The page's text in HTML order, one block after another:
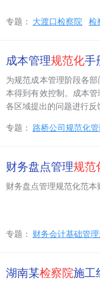
专题： 大渡口检察院 检
成本管理规范化手
为规范成本管理阶段各
本得到有效控制。成本
各区域提出的问题进行
专题： 路桥公司规范化管
财务盘点管理规范
财务盘点管理规范化范
专题： 财务会计基础管
湖南某检察院施工